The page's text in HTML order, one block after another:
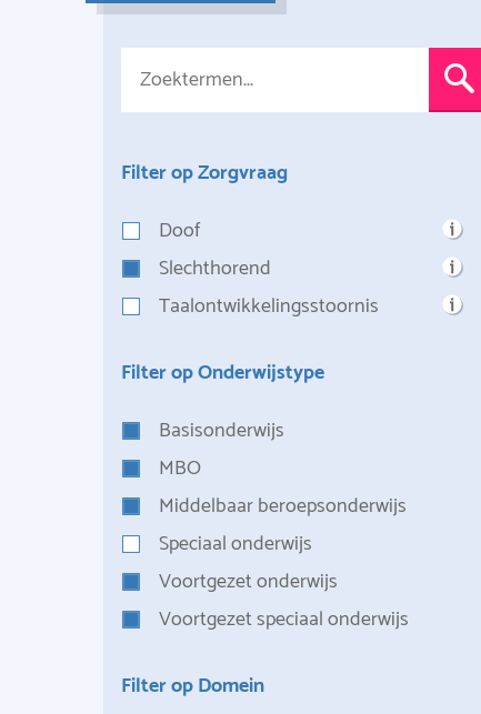
Filter op Zorgvraag
Doof
Slechthorend
Taalontwikkelingsstoornis
Filter op Onderwijstype
Basisonderwijs
MBO
Middelbaar beroepsonderwijs
Speciaal onderwijs
Voortgezet onderwijs
Voortgezet speciaal onderwijs
Filter op Domein